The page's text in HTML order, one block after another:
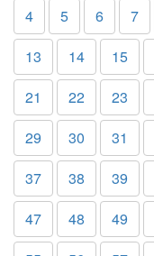
4 5 6 7
13
14 15
21
22 23
29
30 31
37
38 39
47
48 49